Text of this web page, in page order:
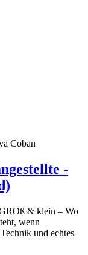
Coban
-
& klein – Wo
wenn
und echtes